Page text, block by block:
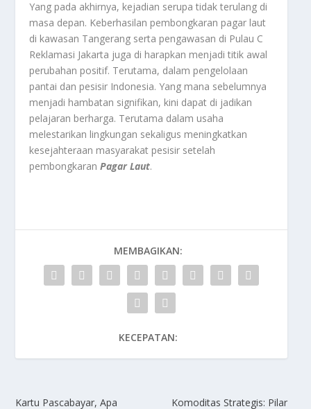
Yang pada akhirnya, kejadian serupa tidak terulang di
masa depan. Keberhasilan pembongkaran pagar laut
di kawasan Tangerang serta pengawasan di Pulau C
Reklamasi Jakarta juga di harapkan menjadi titik awal
perubahan positif. Terutama, dalam pengelolaan
pantai dan pesisir Indonesia. Yang mana sebelumnya
menjadi hambatan signifikan, kini dapat di jadikan
pelajaran berharga. Terutama dalam usaha
melestarikan lingkungan sekaligus meningkatkan
kesejahteraan masyarakat pesisir setelah
pembongkaranPagar Laut.
MEMBAGIKAN:
KECEPATAN:
Kartu Pascabayar, Apa
Komoditas Strategis: Pilar